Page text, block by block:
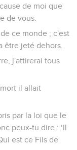
de moi que
de vous.
ce monde ; c'est
être jeté dehors.
j'attirerai tous
il allait
par la loi que le
peux-tu dire : ‘Il
est ce Fils de